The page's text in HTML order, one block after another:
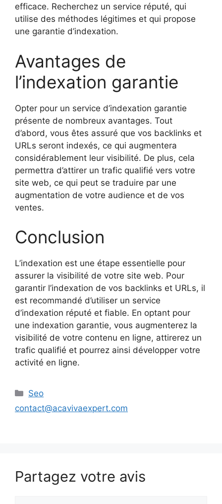
efficace. Recherchez un service réputé, qui
utilise des méthodes légitimes et qui propose
une garantie d’indexation.
Avantages de
l’indexation garantie
Opter pour un service d’indexation garantie
présente de nombreux avantages. Tout
d’abord, vous êtes assuré que vos backlinks et
URLs seront indexés, ce qui augmentera
considérablement leur visibilité. De plus, cela
permettra d’attirer un trafic qualifié vers votre
site web, ce qui peut se traduire par une
augmentation de votre audience et de vos
ventes.
Conclusion
L’indexation est une étape essentielle pour
assurer la visibilité de votre site web. Pour
garantir l’indexation de vos backlinks et URLs, il
est recommandé d’utiliser un service
d’indexation réputé et fiable. En optant pour
une indexation garantie, vous augmenterez la
visibilité de votre contenu en ligne, attirerez un
trafic qualifié et pourrez ainsi développer votre
activité en ligne.
Catégories
Seo
contact@acavivaexpert.com
Partagez votre avis